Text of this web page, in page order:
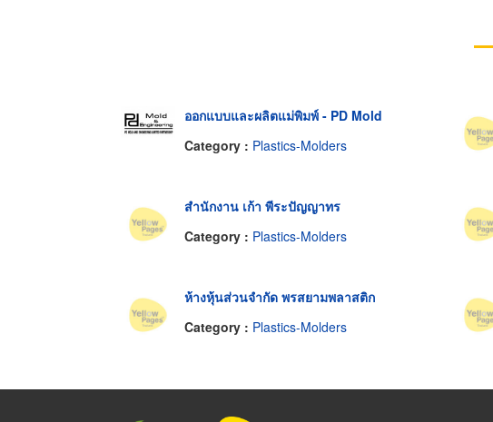
ออกแบบและผลิตแม่พิมพ์ - PD Mold
Category : Plastics-Molders
สำนักงาน เก้า พีระปัญญาทร
Category : Plastics-Molders
ห้างหุ้นส่วนจำกัด พรสยามพลาสติก
Category : Plastics-Molders